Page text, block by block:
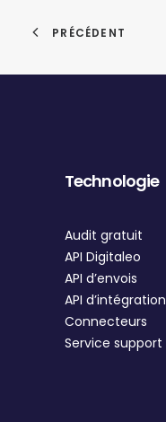
PRÉCÉDENT
Technologie
Audit gratuit
API Digitaleo
API d’envois
API d’intégration
Connecteurs
Service support